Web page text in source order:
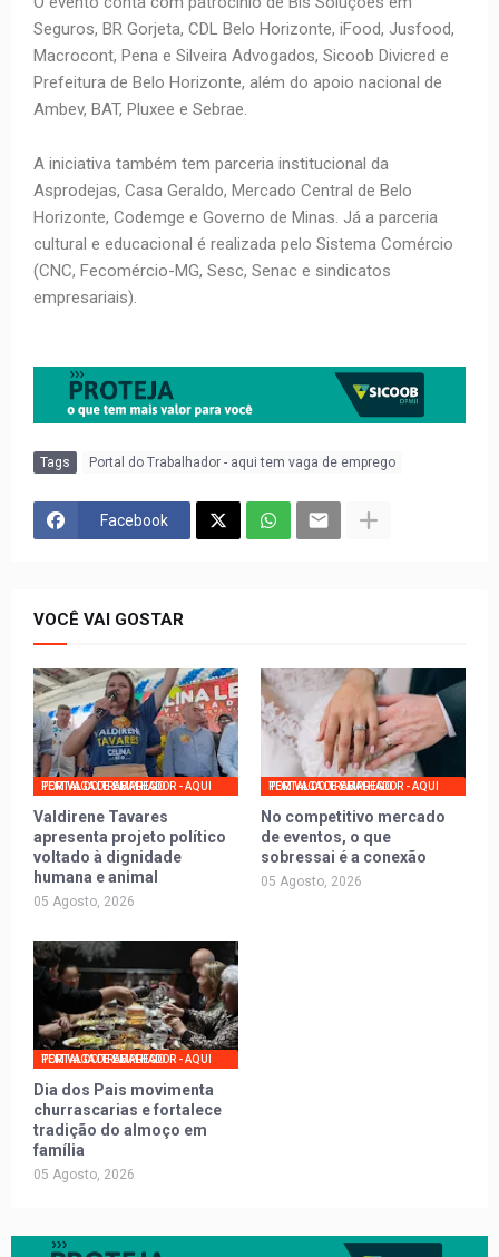
Seguros, BR Gorjeta, CDL Belo Horizonte, iFood, Jusfood,
Macrocont, Pena e Silveira Advogados, Sicoob Divicred e
Prefeitura de Belo Horizonte, além do apoio nacional de
Ambev, BAT, Pluxee e Sebrae.
A iniciativa também tem parceria institucional da
Asprodejas, Casa Geraldo, Mercado Central de Belo
Horizonte, Codemge e Governo de Minas. Já a parceria
cultural e educacional é realizada pelo Sistema Comércio
(CNC, Fecomércio-MG, Sesc, Senac e sindicatos
empresariais).
Tags Portal do Trabalhador - aqui tem vaga de emprego
Facebook
VOCÊ VAI GOSTAR
PORTAL DO TRABALHADOR - AQUI TEM VAGA DE EMPREGO
Valdirene Tavares
apresenta projeto político
voltado à dignidade
humana e animal
05 Agosto, 2026
PORTAL DO TRABALHADOR - AQUI TEM VAGA DE EMPREGO
No competitivo mercado
de eventos, o que
sobressai é a conexão
05 Agosto, 2026
PORTAL DO TRABALHADOR - AQUI TEM VAGA DE EMPREGO
Dia dos Pais movimenta
churrascarias e fortalece
tradição do almoço em
família
05 Agosto, 2026